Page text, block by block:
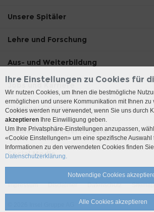
Unsere Spitäler
Lehre und Forschung
Aus- und Weiterbildung
Jobs und Karriere
Die Insel Gruppe
Medienstelle Insel Gruppe
Social Media
Impressum Disclaimer Datenschutz Sitemap
Ihre Einstellungen zu Cookies für
Wir nutzen Cookies, um Ihnen die bestmögliche
ermöglichen und unsere Kommunikation mit Ihnen zu
Cookies werden nur verwendet, wenn Sie uns durch
akzeptieren Ihre Einwilligung geben.
Um Ihre Privatsphäre-Einstellungen anzupassen,
«Cookie Einstellungen» um eine spezifische Auswahl
Informationen zu den verwendeten Cookies finden
Datenschutzerklärung.
Notwendige Cookies
Alle Cookies akzeptieren